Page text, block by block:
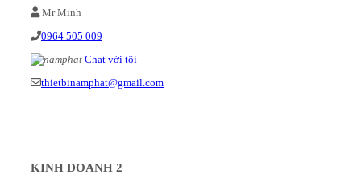
Mr Minh
0964 505 009
Chat với tôi
thietbinamphat@gmail.com
KINH DOANH 2